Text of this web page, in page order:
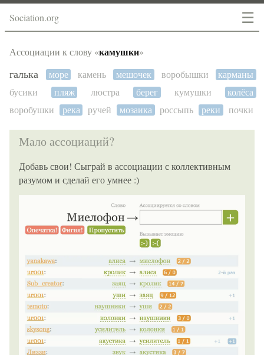
☰
Sociation.org
Ассоциации к слову «камушки»
галька море камень мешочек воробышки
карманы
бусики
пляж люстра берег кумушки
колёса
воробушки
река ручей мозаика россыпь реки почки
Мало ассоциаций?
Добавь свои! Сыграй в ассоциации с коллективным
разумом и сделай его умнее :)